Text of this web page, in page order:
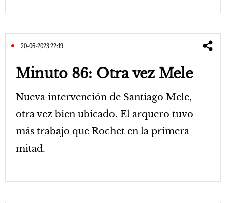
20-06-2023 22:19
Minuto 86: Otra vez Mele
Nueva intervención de Santiago Mele,
otra vez bien ubicado. El arquero tuvo
más trabajo que Rochet en la primera
mitad.